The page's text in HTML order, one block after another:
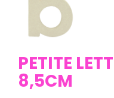
PETITE
8,5CM